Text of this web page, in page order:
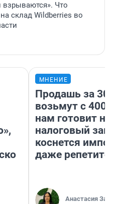
Что
склад Wildberries во
МНЕНИЕ
Продашь за
возьмут с
нам готовит
налоговый
коснется
даже
Анастасия